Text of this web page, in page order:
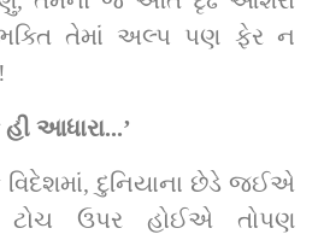
ભક્તિ તેમાં અલ્પ પણ ફેર ન
આધારા...’
દુનિયાના છેડે જઈએ
ટોચ ઉપર હોઈએ તોપણ